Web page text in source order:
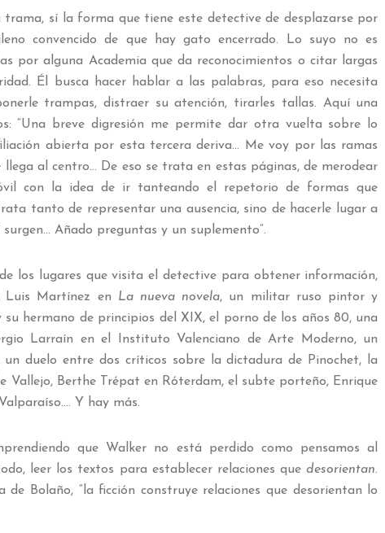
sí la forma que tiene este detective de desplazarse por
convencido de que hay gato encerrado. Lo suyo no es
por alguna Academia que da reconocimientos o citar largas
Él busca hacer hablar a las palabras, para eso necesita
trampas, distraer su atención, tirarles tallas. Aquí una
“Una breve digresión me permite dar otra vuelta sobre lo
abierta por esta tercera deriva… Me voy por las ramas
al centro… De eso se trata en estas páginas, de merodear
con la idea de ir tanteando el repetorio de formas que
tanto de representar una ausencia, sino de hacerle lugar a
surgen… Añado preguntas y un suplemento”.
los lugares que visita el detective para obtener información,
Luis Martínez en La nueva novela, un militar ruso pintor y
hermano de principios del XIX, el porno de los años 80, una
Larraín en el Instituto Valenciano de Arte Moderno, un
un duelo entre dos críticos sobre la dictadura de Pinochet, la
Vallejo, Berthe Trépat en Róterdam, el subte porteño, Enrique
Y hay más.
que Walker no está perdido como pensamos al
leer los textos para establecer relaciones quedesorientan.
Bolaño, “la ficción construye relaciones que desorientan lo